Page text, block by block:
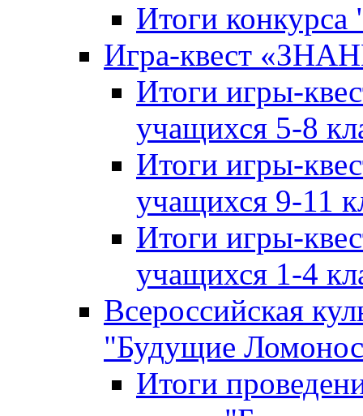
Итоги
Игра-квест
Итоги игры-
учащихся 5-8
Итоги игры-
учащихся 9-11
Итоги игры-
учащихся 1-4
Всероссийская
"Будущие
Итоги